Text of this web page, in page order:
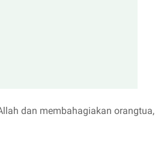
dan membahagiakan orangtua,